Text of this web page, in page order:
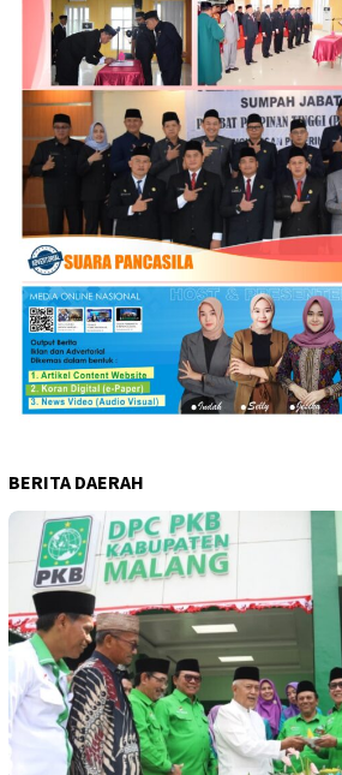
BERITA DAERAH